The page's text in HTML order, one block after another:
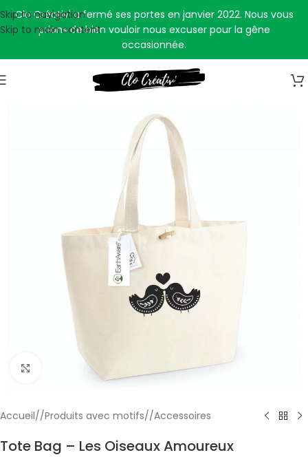
Clo Créativ' a fermé ses portes en janvier 2022. Nous vous
prions de bien vouloir nous excuser pour la gêne
occasionnée.
Skip to navigation
Skip to main content
Click to enlarge
Accueil/ Produits avec motifs/ Accessoires
Tote Bag – Les Oiseaux Amoureux